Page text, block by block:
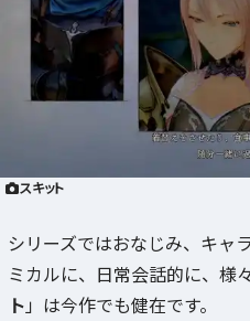
スキット
シリーズではおなじみ、キャ
ミカルに、日常会話的に、様
ト 」は今作でも健在です。